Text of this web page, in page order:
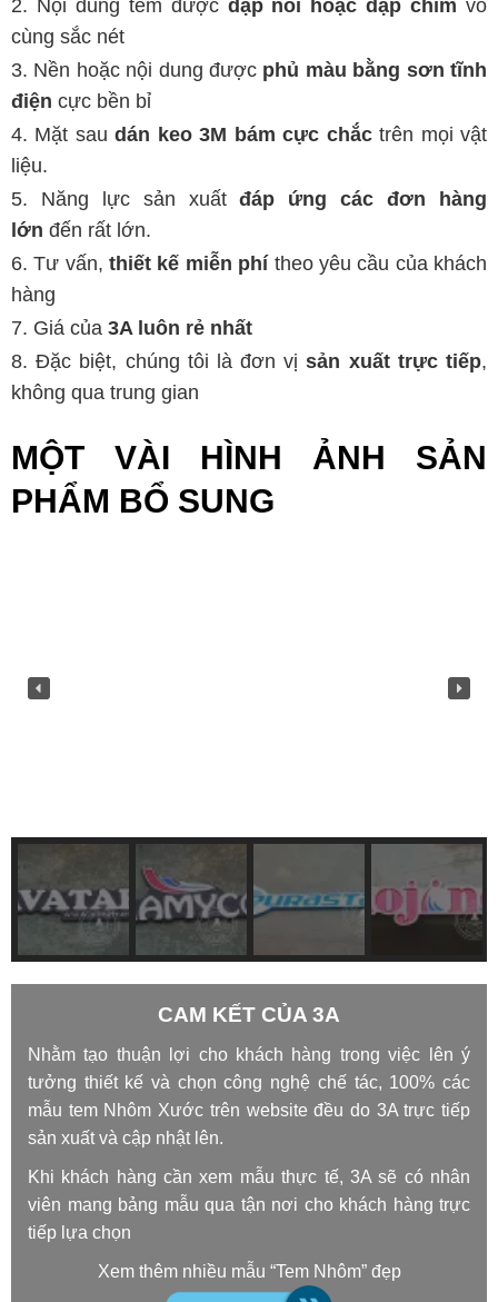
Nội dung tem được dập nổi hoặc dập chìm vô
cùng sắc nét
Nền hoặc nội dung được phủ màu bằng sơn tĩnh
điện cực bền bỉ
Mặt saudán keo 3M bám cực chắctrên mọi vật
liệu.
Năng lực sản xuấtđáp ứng các đơn hàng
lớn đến rất lớn.
Tư vấn,thiết kế miễn phí theo yêu cầu của khách
hàng
Giá của 3A luôn rẻ nhất
Đặc biệt, chúng tôi là đơn vịsản xuất trực tiếp,
không qua trung gian
MỘT VÀI HÌNH ẢNH SẢN
PHẨM BỔ SUNG
CAM KẾT CỦA 3A
Nhằm tạo thuận lợi cho khách hàng trong việc lên ý
tưởng thiết kế và chọn công nghệ chế tác, 100% các
mẫu tem Nhôm Xước trên website đều do 3A trực tiếp
sản xuất và cập nhật lên.
Khi khách hàng cần xem mẫu thực tế, 3A sẽ có nhân
viên mang bảng mẫu qua tận nơi cho khách hàng trực
tiếp lựa chọn
Xem thêm nhiều mẫu “Tem Nhôm” đẹp